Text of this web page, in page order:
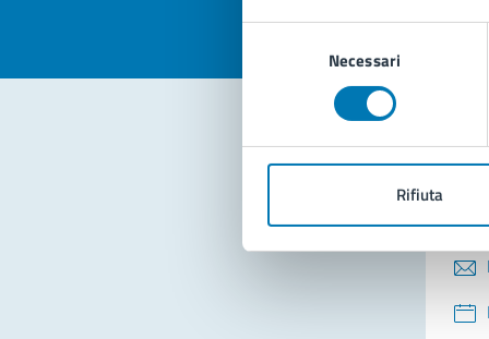
consenso
Necessari
Rifiuta